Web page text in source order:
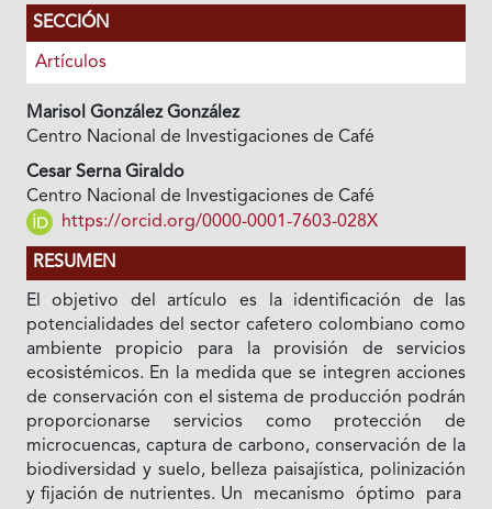
SECCIÓN
Artículos
Marisol González González
Centro Nacional de Investigaciones de Café
Cesar Serna Giraldo
Centro Nacional de Investigaciones de Café
https://orcid.org/0000-0001-7603-028X
RESUMEN
El objetivo del artículo es la identificación de las
potencialidades del sector cafetero colombiano como
ambiente propicio para la provisión de servicios
ecosistémicos. En la medida que se integren acciones
de conservación con el sistema de producción podrán
proporcionarse servicios como protección de
microcuencas, captura de carbono, conservación de la
biodiversidad y suelo, belleza paisajística, polinización
y fijación de nutrientes. Un mecanismo óptimo para